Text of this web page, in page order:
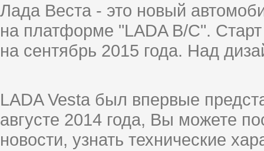
Лада Веста - это новый
на платформе "LADA B/C".
на сентябрь 2015 года. Над
LADA Vesta был впервые
августе 2014 года, Вы можете
новости, узнать технические